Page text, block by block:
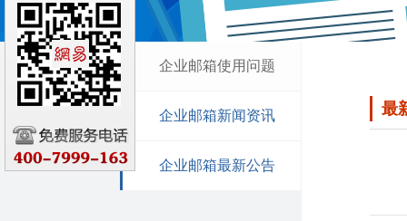
企业邮箱使用问题
企业邮箱新闻资讯
企业邮箱最新公告
最